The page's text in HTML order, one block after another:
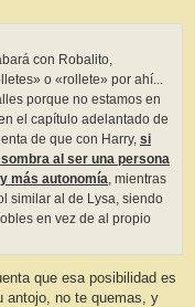
con Robalito,
o «rollete» por ahí...
porque no estamos en
el capítulo adelantado de
de que con Harry, si
al ser una persona
más autonomía , mientras
similar al de Lysa, siendo
en vez de al propio
que esa posibilidad es
antojo, no te quemas, y